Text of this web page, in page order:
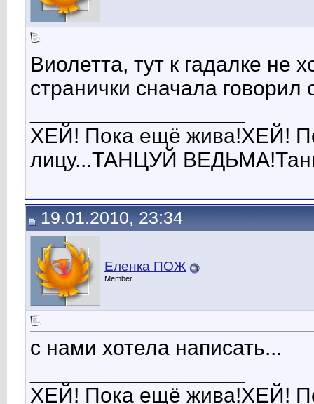
Виолетта, тут к гадалке не
странички сначала
ХЕЙ! Пока ещё жива!ХЕЙ!
лицу...ТАНЦУЙ
19.01.2010, 23:34
Еленка ПОЖ
Member
с нами хотела написать...
ХЕЙ! Пока ещё жива!ХЕЙ!